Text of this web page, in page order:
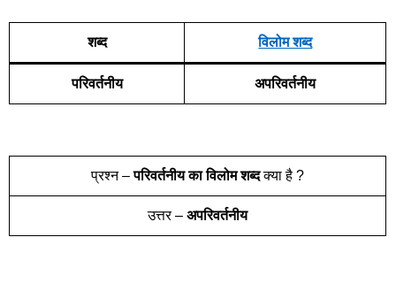
शब्द विलोम शब्द
परिवर्तनीय अपरिवर्तनीय
प्रश्न –परिवर्तनीय का विलोम शब्दक्या है ?
उत्तर –अपरिवर्तनीय